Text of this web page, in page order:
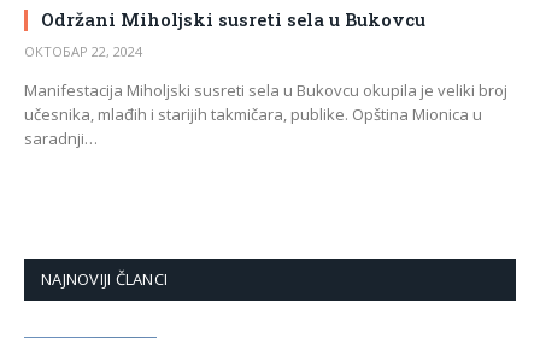
Održani Miholjski susreti sela u Bukovcu
ОКТОБАР 22, 2024
Manifestacija Miholjski susreti sela u Bukovcu okupila je veliki broj
učesnika, mlađih i starijih takmičara, publike. Opština Mionica u
saradnji…
NAJNOVIJI ČLANCI